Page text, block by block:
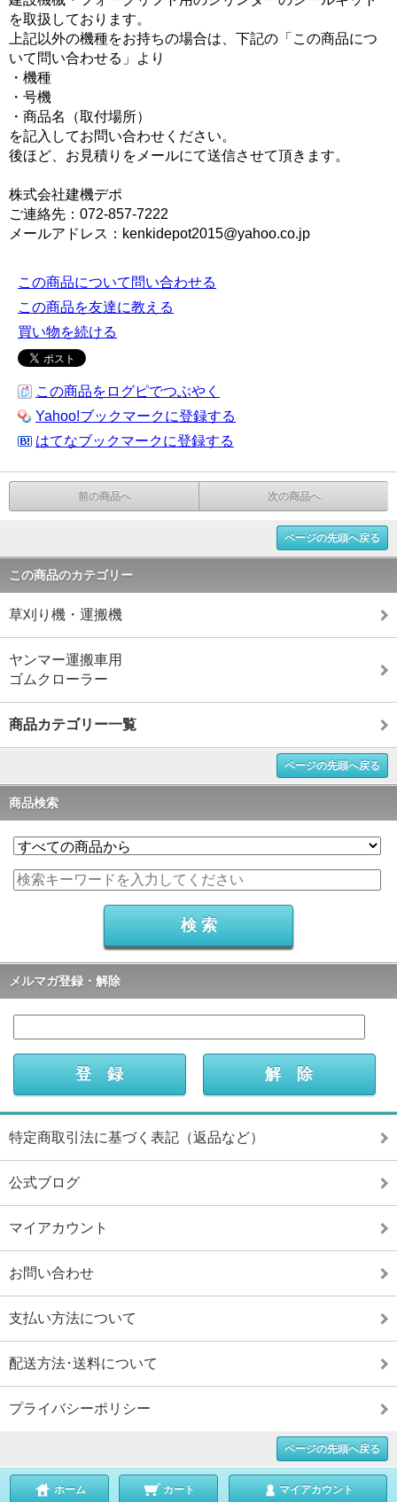
を取扱しております。
上記以外の機種をお持ちの場合は、下記の「この商品につ
いて問い合わせる」より
・機種
・号機
・商品名（取付場所）
を記入してお問い合わせください。
後ほど、お見積りをメールにて送信させて頂きます。
株式会社建機デポ
ご連絡先：072-857-7222
メールアドレス：kenkidepot2015@yahoo.co.jp
この商品について問い合わせる
この商品を友達に教える
買い物を続ける
この商品をログピでつぶやく
Yahoo!ブックマークに登録する
はてなブックマークに登録する
前の商品へ 次の商品へ
ページの先頭へ戻る
この商品のカテゴリー
草刈り機・運搬機
ヤンマー運搬車用
ゴムクローラー
商品カテゴリー一覧
ページの先頭へ戻る
商品検索
メルマガ登録・解除
特定商取引法に基づく表記（返品など）
公式ブログ
マイアカウント
お問い合わせ
支払い方法について
配送方法･送料について
プライバシーポリシー
ページの先頭へ戻る
ホーム カート マイアカウント